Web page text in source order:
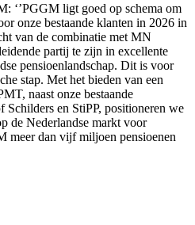
‘’PGGM ligt goed op schema om
onze bestaande klanten in 2026 in
van de combinatie met MN
partij te zijn in excellente
pensioenlandschap. Dit is voor
stap. Met het bieden van een
naast onze bestaande
en StiPP, positioneren we
de Nederlandse markt voor
meer dan vijf miljoen pensioenen